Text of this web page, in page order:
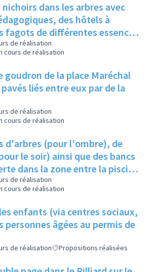
dans les arbres avec
des hôtels à
fagots de différentes essences
la biodiversité sur la place du
Roue
de réalisation
cours de réalisation
goudron de la place Maréchal
liés entre eux par de la
de réalisation
cours de réalisation
d'arbres (pour l'ombre), de
le soir) ainsi que des bancs
dans la zone entre la piscine
de réalisation
cours de réalisation
enfants (via centres sociaux,
personnes âgées au permis de
de réalisation Propositions réalisées